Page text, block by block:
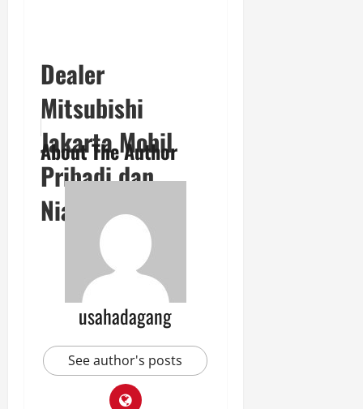
Dealer
Mitsubishi
Jakarta Mobil
Pribadi dan
Niaga
About The Author
usahadagang
See author's posts